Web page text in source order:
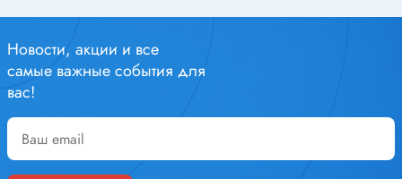
Новости, акции и все
самые важные события для
вас!